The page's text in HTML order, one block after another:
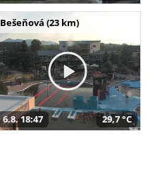
Bešeňová (23 km)
6.8. 18:47 29,7 °C